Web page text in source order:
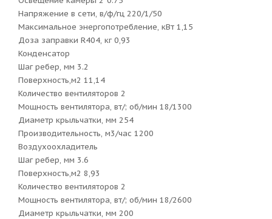
Напряжение в сети, в/ф/гц 220/1/50
Maксимальное энергопотребление, кВт 1,15
Доза заправки R404, кг 0,93
Конденсатор
Шаг ребер, мм 3.2
Поверхность,м2 11,14
Количество вентиляторов 2
Мощность вентилятора, вт/; об/мин 18/1300
Диаметр крыльчатки, мм 254
Производительность, м3/час 1200
Воздухоохладитель
Шаг ребер, мм 3.6
Поверхность,м2 8,93
Количество вентиляторов 2
Мощность вентилятора, вт/; об/мин 18/2600
Диаметр крыльчатки, мм 200